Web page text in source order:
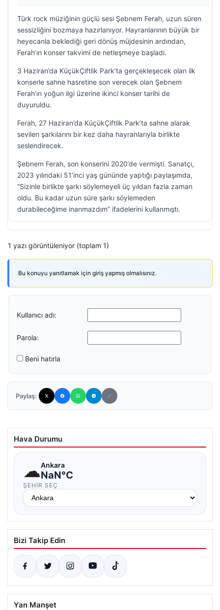
Türk rock müziğinin güçlü sesi Şebnem Ferah, uzun süren
sessizliğini bozmaya hazırlanıyor. Hayranlarının büyük bir
heyecanla beklediği geri dönüş müjdesinin ardından,
Ferah’ın konser takvimi de netleşmeye başladı.
3 Haziran’da KüçükÇiftlik Park’ta gerçekleşecek olan ilk
konserle sahne hasretine son verecek olan Şebnem
Ferah’ın yoğun ilgi üzerine ikinci konser tarihi de
duyuruldu.
Ferah, 27 Haziran’da KüçükÇiftlik Park’ta sahne alarak
sevilen şarkılarını bir kez daha hayranlarıyla birlikte
seslendirecek.
Şebnem Ferah, son konserini 2020’de vermişti. Sanatçı,
2023 yılındaki 51’inci yaş gününde yaptığı paylaşımda,
“Sizinle birlikte şarkı söylemeyeli üç yıldan fazla zaman
oldu. Bu kadar uzun süre şarkı söylemeden
durabileceğime inanmazdım” ifadelerini kullanmıştı.
1 yazı görüntüleniyor (toplam 1)
Bu konuyu yanıtlamak için giriş yapmış olmalısınız.
Kullanıcı adı:
Parola:
Beni hatırla
Paylaş:
Hava Durumu
☁Ankara
NaN°C
ŞEHIR SEÇ
Bizi Takip Edin
Yan Manşet